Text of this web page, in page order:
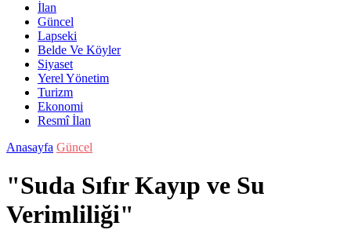
İlan
Güncel
Lapseki
Belde Ve Köyler
Siyaset
Yerel Yönetim
Turizm
Ekonomi
Resmî İlan
Anasayfa Güncel
"Suda Sıfır Kayıp ve Su
Verimliliği"